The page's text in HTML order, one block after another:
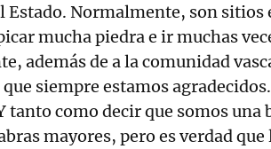
Estado. Normalmente, son sitios
mucha piedra e ir muchas
además de a la comunidad
siempre estamos
tanto como decir que somos una
mayores, pero es verdad que